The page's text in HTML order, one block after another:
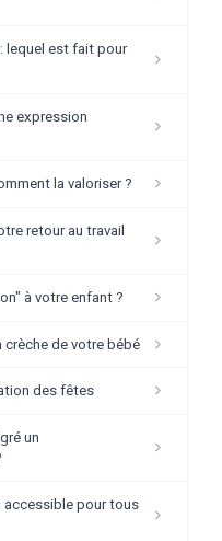
lequel est fait pour
expression
la valoriser ?
retour au travail
à votre enfant ?
crèche de votre bébé
des fêtes
un
accessible pour tous